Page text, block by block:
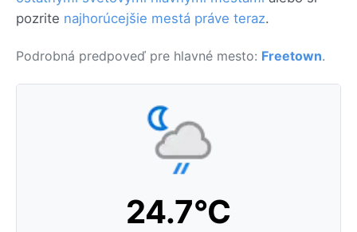
pozrite najhorúcejšie mestá práve teraz.
Podrobná predpoveď pre hlavné mesto: Freetown.
24.7°C